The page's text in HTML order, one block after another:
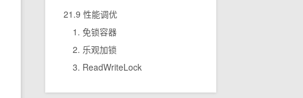
21.9 性能调优
1. 免锁容器
2. 乐观加锁
3. ReadWriteLock